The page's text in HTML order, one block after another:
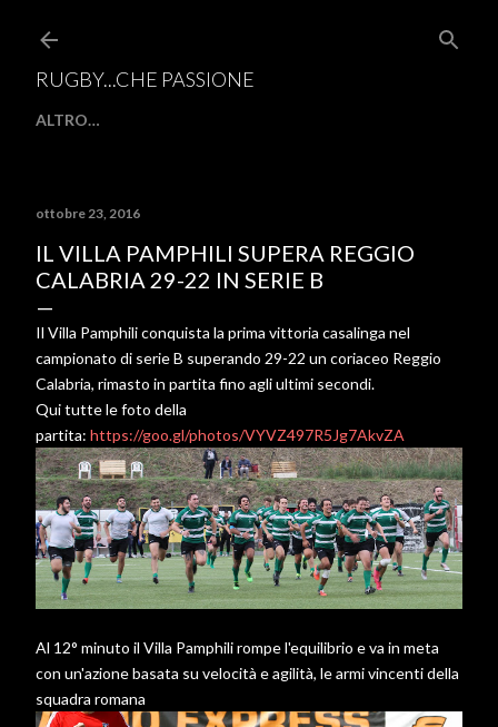
RUGBY...CHE PASSIONE
ALTRO…
ottobre 23, 2016
IL VILLA PAMPHILI SUPERA REGGIO
CALABRIA 29-22 IN SERIE B
Il Villa Pamphili conquista la prima vittoria casalinga nel
campionato di serie B superando 29-22 un coriaceo Reggio
Calabria, rimasto in partita fino agli ultimi secondi.
Qui tutte le foto della
partita: https://goo.gl/photos/VYVZ497R5Jg7AkvZA
Al 12° minuto il Villa Pamphili rompe l'equilibrio e va in meta
con un'azione basata su velocità e agilità, le armi vincenti della
squadra romana